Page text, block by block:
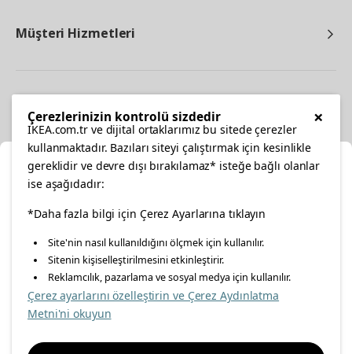
Müşteri Hizmetleri
facebooktwitterinstagrampinterestyoutube
linkedin
Enerji Politikası Bilgi Güvenliği Politikası
Gıda Güvenliği Politikası
Konumunuzu Seçin
İnternetten vereceğiniz siparişlerinizde size özel hizmet ve
içerikleri görebilmek için lütfen konumuzu seçin.
İl seçiniz
Seçiniz
×
Çerezlerinizin kontrolü sizdedir
IKEA.com.tr ve dijital ortaklarımız bu sitede çerezler
kullanmaktadır. Bazıları siteyi çalıştırmak için kesinlikle
gereklidir ve devre dışı bırakılamaz* isteğe bağlı olanlar
ise aşağıdadır:
*Daha fazla bilgi için Çerez Ayarlarına tıklayın
Site'nin nasıl kullanıldığını ölçmek için kullanılır.
Sitenin kişiselleştirilmesini etkinleştirir.
Reklamcılık, pazarlama ve sosyal medya için kullanılır.
Çerez ayarlarını özelleştirin ve Çerez Aydınlatma
Metni'ni okuyun